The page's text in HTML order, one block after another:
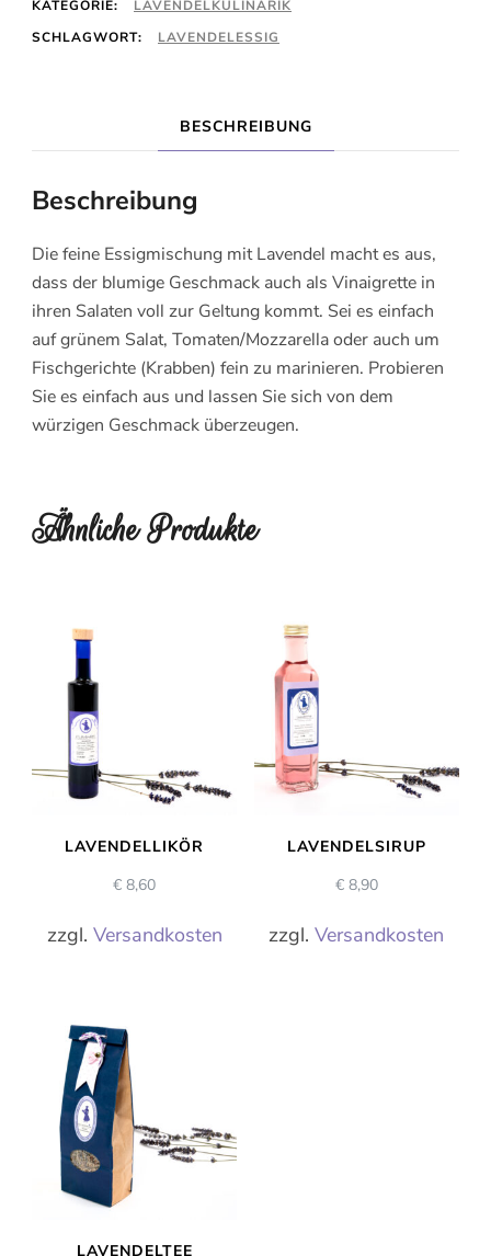
KATEGORIE:
LAVENDELKULINARIK
SCHLAGWORT:
LAVENDELESSIG
BESCHREIBUNG
Beschreibung
Die feine Essigmischung mit Lavendel macht es aus,
dass der blumige Geschmack auch als Vinaigrette in
ihren Salaten voll zur Geltung kommt. Sei es einfach
auf grünem Salat, Tomaten/Mozzarella oder auch um
Fischgerichte (Krabben) fein zu marinieren. Probieren
Sie es einfach aus und lassen Sie sich von dem
würzigen Geschmack überzeugen.
Ähnliche Produkte
LAVENDELLIKÖR
€ 8,60
zzgl. Versandkosten
LAVENDELSIRUP
€8,90
zzgl.Versandkosten
LAVENDELTEE